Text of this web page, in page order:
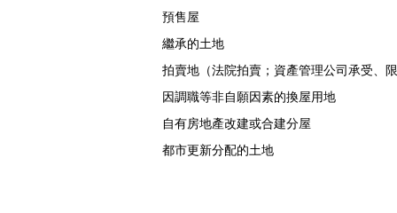
預售屋
繼承的土地
拍賣地（法院拍賣；資產管理公司承受、
因調職等非自願因素的換屋用地
自有房地產改建或合建分屋
都市更新分配的土地